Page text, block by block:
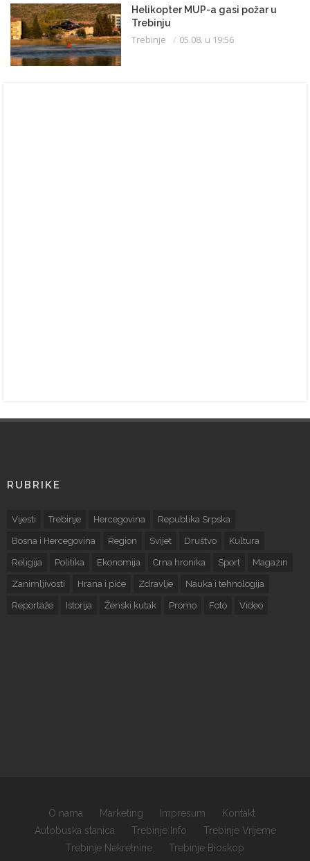
Helikopter MUP-a gasi požar u
Trebinju
Trebinje 05.08. u 19:56
RUBRIKE
Vijesti Trebinje Hercegovina Republika Srpska
Bosna i Hercegovina Region Svijet Društvo Kultura
Religija Politika Ekonomija Crna hronika Sport Magazin
Zanimljivosti Hrana i piće Zdravlje Nauka i tehnologija
Reportaže Istorija Ženski kutak Promo Foto Video
O nama Marketing Impresum
Kontakt
Autobuska stanica
Trebinje Info
Trebinje Vrijeme
Trebinje Nekretnine
Trebinje Bioskop